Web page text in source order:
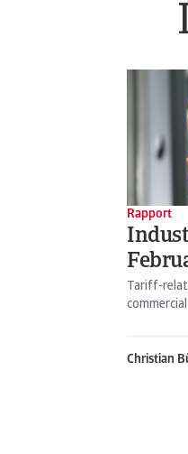
Rapport
Tariff-
Christian